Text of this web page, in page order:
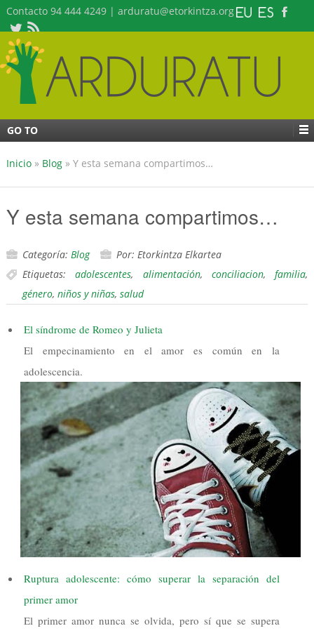
Contacto 94 444 4249 | arduratu@etorkintza.org
GO TO
Inicio» Blog» Y esta semana compartimos…
Y esta semana compartimos…
Categoría: Blog
Por: Etorkintza Elkartea
Etiquetas:adolescentes, alimentación, conciliacion,familia,
género, niños y niñas, salud
El síndrome de Romeo y Julieta
El empecinamiento en el amor es común en la
adolescencia.
Ruptura adolescente: cómo superar la separación del
primer amor
El primer amor nunca se olvida, pero sí que se supera